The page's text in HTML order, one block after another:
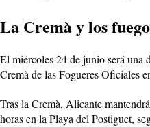
La Cremà y los
El miércoles 24 de junio será una
Cremà de las Fogueres Oficiales
Tras la Cremà, Alicante
horas en la Playa del Postiguet,